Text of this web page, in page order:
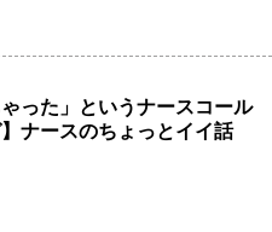
ゃった」というナースコール
】ナースのちょっとイイ話